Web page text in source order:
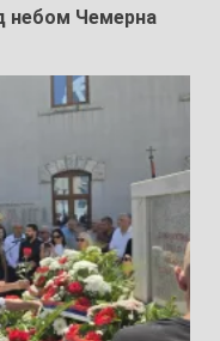
небом Чемерна